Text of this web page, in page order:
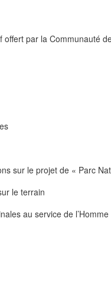
offert par la Communauté
sur le projet de « Parc
le terrain
au service de l’Homme